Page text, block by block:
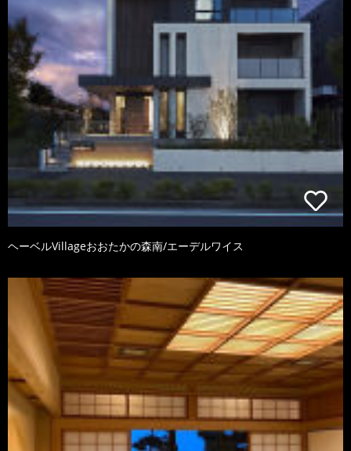
ヘーベルVillageおおたかの森南/エーデルワイス